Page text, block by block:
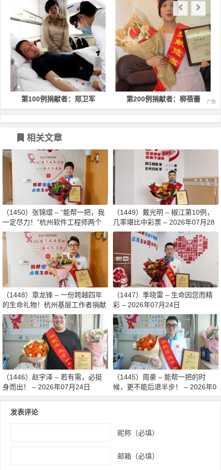
例捐献者：郑卫军 第200例捐献者：柳蓓蕾 第
相关文章
（1450）张锦熠 – “能帮一把，我
一定尽力！”杭州软件工程师两个
月减重13斤赴生命之约 – 2026年0
8月03日
（1449）戴光明 – 椒江第10例，
几率堪比中彩票 – 2026年07月28
日
（1448）章龙锋 – 一份跨越四年
的生命礼物！杭州基层工作者捐献
造血干细胞传递希望 – 2026年07
月27日
（1447）季晓雷 – 生命因您而精
彩 – 2026年07月24日
（1446）赵宇泽 – 若有需，必挺
身而出！ – 2026年07月24日
（1445）周豪 – 能帮一把的时
候，更不能后退半步！ – 2026年0
发表评论
昵称（必填）
邮箱（必填）